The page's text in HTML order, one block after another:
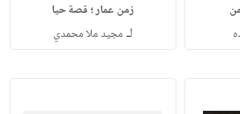
زمن عمار ؛ قصة حيا
لـ مجيد ملا محمدي